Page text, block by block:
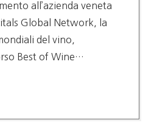
all’azienda veneta
Global Network, la
del vino,
Best of Wine…